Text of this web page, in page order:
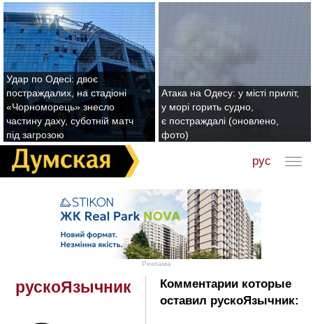
Удар по Одесі: двоє
постраждалих, на стадіоні
«Чорноморець» знесло
частину даху, суботній матч
під загрозою
Атака на Одесу: у місті приліт,
у морі горить судно,
є постраждалі (оновлено,
фото)
рус
Реклама
рускоЯзычник
Комментарии которые
оставил рускоЯзычник: